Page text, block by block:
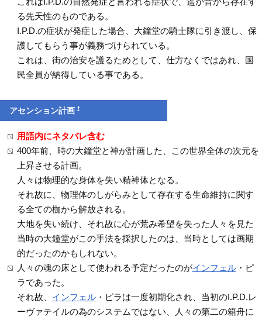
る先天性のものである。
I.P.D.の症状が発症した場合、大鐘堂の騎士隊に引き渡し、保
護してもらう事が義務づけられている。
これは、街の治安を護るためとして、仕方なくではあれ、国
民全員が納得している事である。
アセンション計画†
用語内にネタバレ含む
400年前、時の大鐘堂と神が計画した、この世界全体の次元を
上昇させる計画。
人々は物理的な身体を失い精神体となる。
それ故に、物理体のしがらみとして存在する生命維持に関す
る全ての枷から解放される。
大地を失い続け、それ故に心が荒み希望を失った人々を見た
当時の大鐘堂がこの手法を採択したのは、当時としては画期
的だったのかもしれない。
人々の魂の床として使われる予定だったのがインフェル・ピ
ラであった。
それ故、 インフェル・ピラは一度初期化され、当初のI.P.D.レ
ーヴァテイルの為のシステムではない、人々の第二の箱舟に